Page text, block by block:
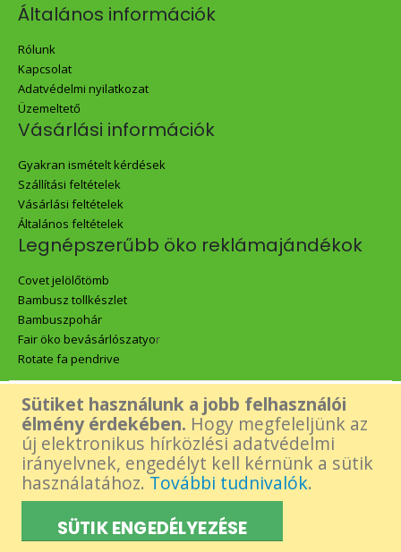
Sütiket használunk a jobb felhasználói
élmény érdekében. Hogy megfeleljünk az
új elektronikus hírközlési adatvédelmi
irányelvnek, engedélyt kell kérnünk a sütik
használatához. További tudnivalók.
SÜTIK ENGEDÉLYEZÉSE
Általános információk
Rólunk
Kapcsolat
Adatvédelmi nyilatkozat
Üzemeltető
Vásárlási információk
Gyakran ismételt kérdések
Szállítási feltételek
Vásárlási feltételek
Általános feltételek
Legnépszerűbb öko reklámajándékok
Covet jelölőtömb
Bambusz tollkészlet
Bambuszpohár
Fair öko bevásárlószatyor
Rotate fa pendrive
Az oldalon található összes tartalom - beleértve a Green Gift logó,
képek és tartalmi elemek- felhasználásához a készítő előzetes,
írásos engedélye szükséges.